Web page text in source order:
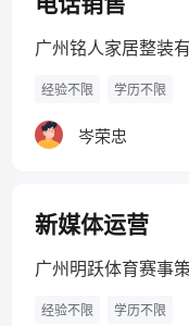
广州铭人家居整装
经验不限 学历不限
岑荣忠
新媒体运营
广州明跃体育赛事
经验不限 学历不限